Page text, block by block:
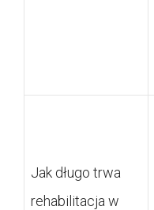
Jak długo trwa
rehabilitacja w